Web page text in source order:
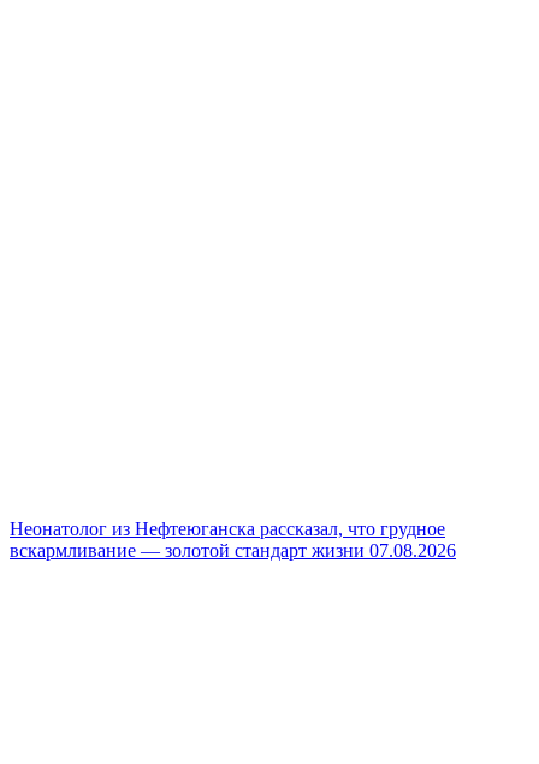
Неонатолог из Нефтеюганска рассказал, что грудное
вскармливание — золотой стандарт жизни 07.08.2026